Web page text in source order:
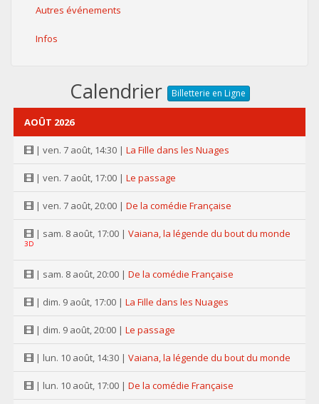
Autres événements
Infos
Calendrier Billetterie en Ligne
AOÛT 2026
| ven. 7 août, 14:30 | La Fille dans les Nuages
| ven. 7 août, 17:00 | Le passage
| ven. 7 août, 20:00 | De la comédie Française
| sam. 8 août, 17:00 | Vaiana, la légende du bout du monde
3D
| sam. 8 août, 20:00 | De la comédie Française
| dim. 9 août, 17:00 | La Fille dans les Nuages
| dim. 9 août, 20:00 | Le passage
| lun. 10 août, 14:30 | Vaiana, la légende du bout du monde
| lun. 10 août, 17:00 | De la comédie Française